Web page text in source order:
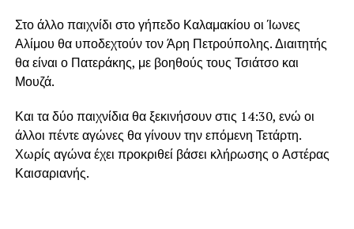
Στο άλλο παιχνίδι στο γήπεδο Καλαμακίου οι Ίωνες
Αλίμου θα υποδεχτούν τον Άρη Πετρούπολης. Διαιτητής
θα είναι ο Πατεράκης, με βοηθούς τους Τσιάτσο και
Μουζά.
Και τα δύο παιχνίδια θα ξεκινήσουν στις 14:30, ενώ οι
άλλοι πέντε αγώνες θα γίνουν την επόμενη Τετάρτη.
Χωρίς αγώνα έχει προκριθεί βάσει κλήρωσης ο Αστέρας
Καισαριανής.